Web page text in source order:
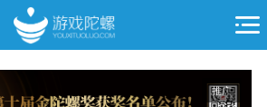
推广